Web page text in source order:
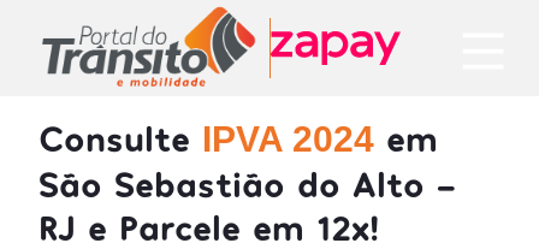
Consulte IPVA 2024 em
São Sebastião do Alto -
RJ e Parcele em 12x!